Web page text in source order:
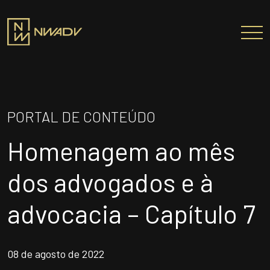
Entregas e Soluções
Prêmios/Reconhecimentos
PROFISSIONAIS
ÁREAS DE ATUAÇÃO
ATUAÇÃO INTERNACIONAL
PORTAL DE CONTEÚDO
Homenagem ao mês
dos advogados e à
advocacia – Capítulo 7
08 de agosto de 2022